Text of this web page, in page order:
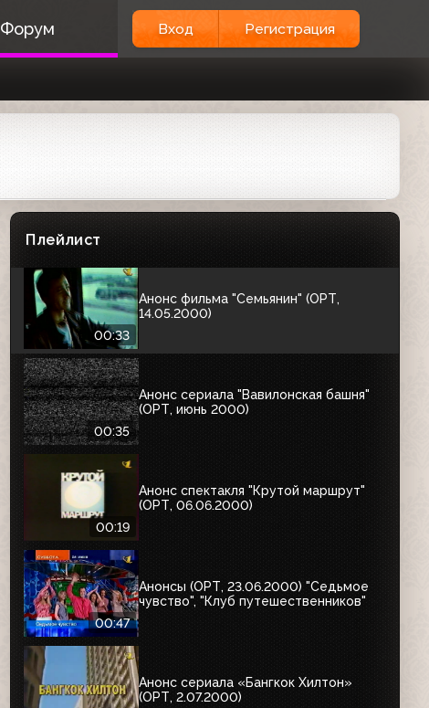
Форум Вход Регистрация
Плейлист
Анонс фильма «Жизнь прекрасна»
(ОРТ, март 2000)
Анонсы фильмов (ОРТ, апрель 2000)
Человек со звезды, Деньги на ветер,
00:31
Анонс конкурса «Евровидение-2000»
(ОРТ, май 2000)
00:33
Анонс фильма "Семьянин" (ОРТ,
14.05.2000)
00:35
Анонс сериала "Вавилонская башня"
(ОРТ, июнь 2000)
00:19
Анонс спектакля "Крутой маршрут"
(ОРТ, 06.06.2000)
00:47
Анонсы (ОРТ, 23.06.2000) "Седьмое
чувство", "Клуб путешественников"
Анонс сериала «Бангкок Хилтон»
(ОРТ, 2.07.2000)